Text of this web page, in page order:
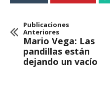
Publicaciones
Anteriores
Mario Vega: Las
pandillas están
dejando un vacío